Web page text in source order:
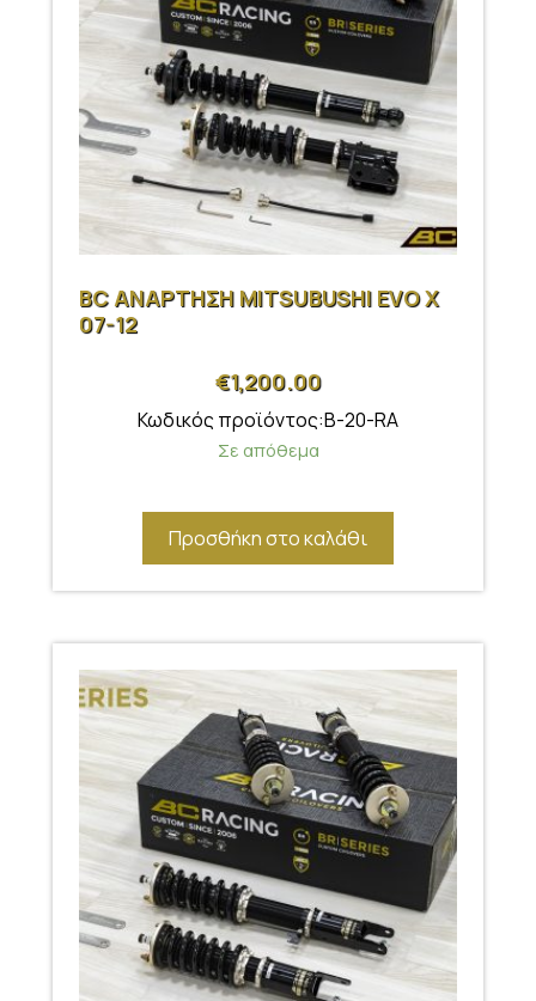
BC ΑΝΑΡΤΗΣΗ MITSUBUSHI EVO X
07-12
€1,200.00
Κωδικός προϊόντος:B-20-RA
Σε απόθεμα
Προσθήκη στο καλάθι